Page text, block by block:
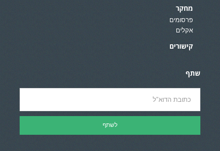
מחקר
פרסומים
אקלים
קישורים
שתף